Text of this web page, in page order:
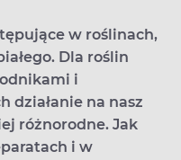
w roślinach,
Dla roślin
i
działanie na nasz
różnorodne. Jak
i w